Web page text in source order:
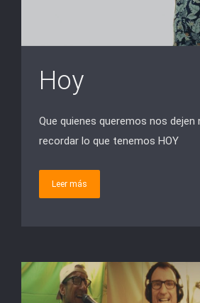
Hoy
Que quienes queremos nos dejen
recordar lo que tenemos HOY
Leer más